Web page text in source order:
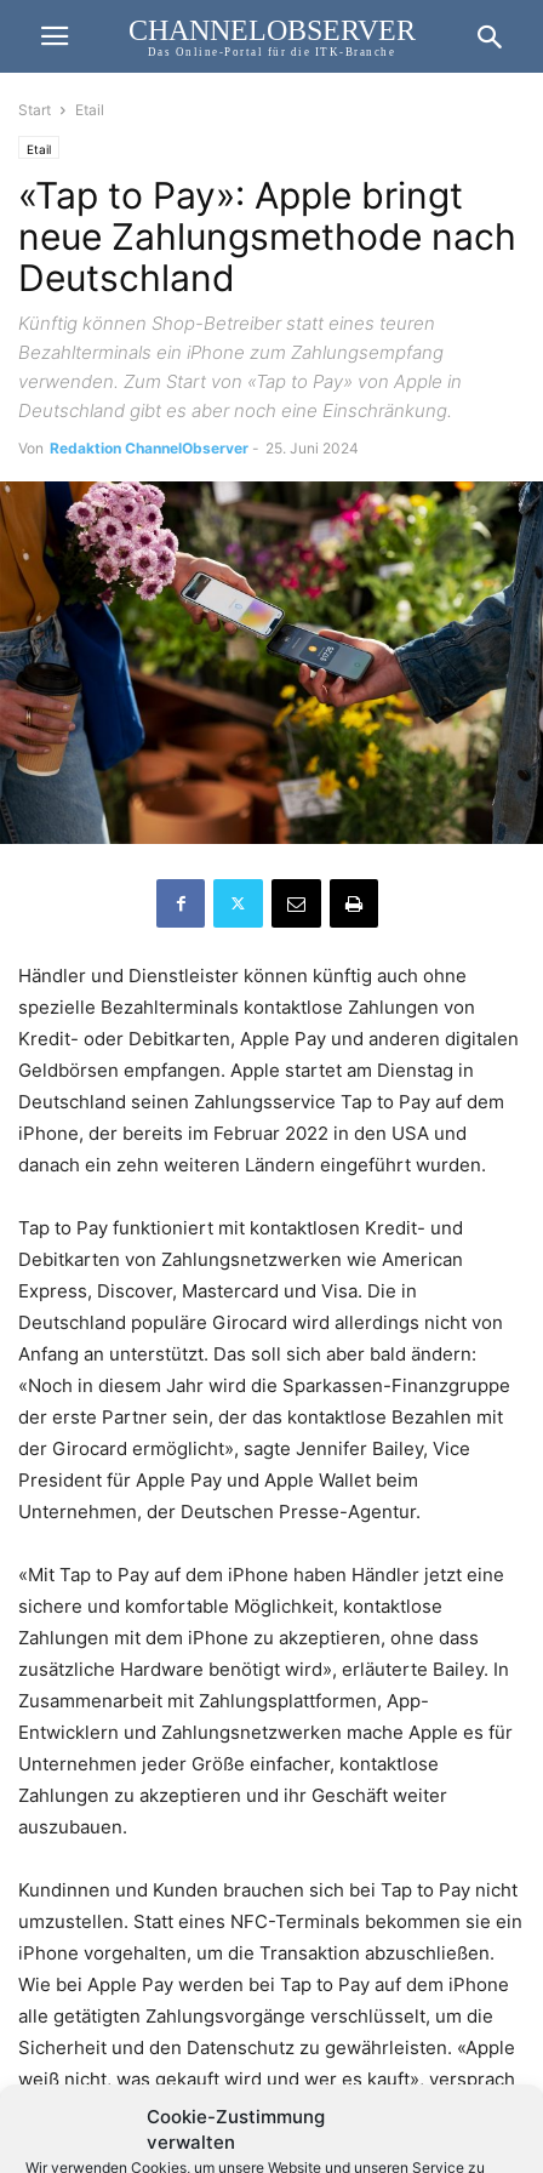
Cookie-Zustimmung
verwalten
Wir verwenden Cookies, um unsere Website und unseren Service zu
CHANNELOBSERVER
Das Online-Portal für die ITK-Branche
Start Etail
Etail
«Tap to Pay»: Apple bringt
neue Zahlungsmethode nach
Deutschland
Künftig können Shop-Betreiber statt eines teuren
Bezahlterminals ein iPhone zum Zahlungsempfang
verwenden. Zum Start von «Tap to Pay» von Apple in
Deutschland gibt es aber noch eine Einschränkung.
Von Redaktion ChannelObserver - 25. Juni 2024
Händler und Dienstleister können künftig auch ohne
spezielle Bezahlterminals kontaktlose Zahlungen von
Kredit- oder Debitkarten, Apple Pay und anderen digitalen
Geldbörsen empfangen. Apple startet am Dienstag in
Deutschland seinen Zahlungsservice Tap to Pay auf dem
iPhone, der bereits im Februar 2022 in den USA und
danach ein zehn weiteren Ländern eingeführt wurden.
Tap to Pay funktioniert mit kontaktlosen Kredit- und
Debitkarten von Zahlungsnetzwerken wie American
Express, Discover, Mastercard und Visa. Die in
Deutschland populäre Girocard wird allerdings nicht von
Anfang an unterstützt. Das soll sich aber bald ändern:
«Noch in diesem Jahr wird die Sparkassen-Finanzgruppe
der erste Partner sein, der das kontaktlose Bezahlen mit
der Girocard ermöglicht», sagte Jennifer Bailey, Vice
President für Apple Pay und Apple Wallet beim
Unternehmen, der Deutschen Presse-Agentur.
«Mit Tap to Pay auf dem iPhone haben Händler jetzt eine
sichere und komfortable Möglichkeit, kontaktlose
Zahlungen mit dem iPhone zu akzeptieren, ohne dass
zusätzliche Hardware benötigt wird», erläuterte Bailey. In
Zusammenarbeit mit Zahlungsplattformen, App-
Entwicklern und Zahlungsnetzwerken mache Apple es für
Unternehmen jeder Größe einfacher, kontaktlose
Zahlungen zu akzeptieren und ihr Geschäft weiter
auszubauen.
Kundinnen und Kunden brauchen sich bei Tap to Pay nicht
umzustellen. Statt eines NFC-Terminals bekommen sie ein
iPhone vorgehalten, um die Transaktion abzuschließen.
Wie bei Apple Pay werden bei Tap to Pay auf dem iPhone
alle getätigten Zahlungsvorgänge verschlüsselt, um die
Sicherheit und den Datenschutz zu gewährleisten. «Apple
weiß nicht, was gekauft wird und wer es kauft», versprach